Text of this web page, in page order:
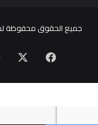
جميع الحقوق محفوظة
فيسبوك